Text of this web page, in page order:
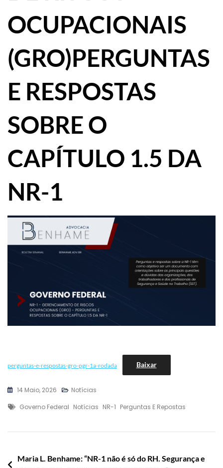
OCUPACIONAIS
(GRO)PERGUNTAS
E RESPOSTAS
SOBRE O
CAPÍTULO 1.5 DA
NR-1
perguntas-e-respostas-gro-pgr-1a-rodada Baixar
14 Maio, 2026
Notícias
Tags
Governo Federal Notícias NR-1 Perguntas E Repostas
Navegação
Maria L. Benhame: “NR-1 não é só do RH. Segurança e